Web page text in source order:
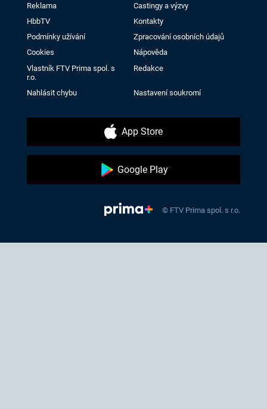
Reklama
Castingy a výzvy
HbbTV
Kontakty
Podmínky užívání
Zpracování osobních údajů
Cookies
Nápověda
Vlastník FTV Prima spol. s
r.o.
Redakce
Nahlásit chybu Nastavení soukromí
App Store
Google Play
© FTV Prima spol. s r.o.